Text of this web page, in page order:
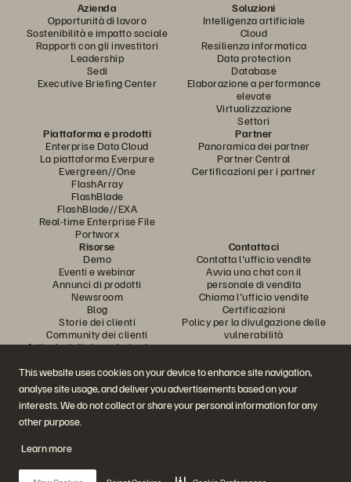
This website uses cookies on your device to enhance site navigation,
analyse site usage, and deliver you advertisements based on your
interests. We do not collect or share your personal information for any
other purpose.
Learn more
Azienda
Opportunità di lavoro
Sostenibilità e impatto sociale
Rapporti con gli investitori
Leadership
Sedi
Executive Briefing Center
Soluzioni
Intelligenza artificiale
Cloud
Resilienza informatica
Data protection
Database
Elaborazione a performance
elevate
Virtualizzazione
Settori
Piattaforma e prodotti
Enterprise Data Cloud
La piattaforma Everpure
Evergreen//One
FlashArray
FlashBlade
FlashBlade//EXA
Real-time Enterprise File
Portworx
Partner
Panoramica dei partner
Partner Central
Certificazioni per i partner
Risorse
Demo
Eventi e webinar
Annunci di prodotti
Newsroom
Blog
Storie dei clienti
Community dei clienti
Articolo della knowledge base
Contattaci
Contatta l'ufficio vendite
Avvia una chat con il
personale di vendita
Chiama l'ufficio vendite
Certificazioni
Policy per la divulgazione delle
vulnerabilità
Partecipa alla conversazione
Segui tutti i canali social ufficiali di Everpure
© 2026 Everpure, Inc. Tutti i diritti sono riservati.